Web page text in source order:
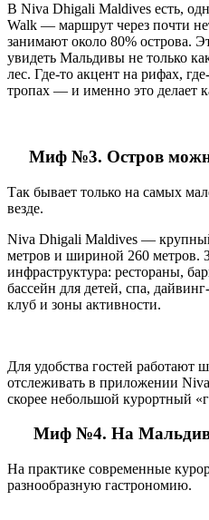
В Niva Dhigali Maldives есть,
Walk — маршрут через почти
занимают около 80% острова.
увидеть Мальдивы не только
лес. Где-то акцент на рифах,
тропах — и именно это делает
Миф №3. Остров
Так бывает только на самых
везде.
Niva Dhigali Maldives —
метров и шириной 260 метров.
инфраструктура: рестораны,
бассейн для детей, спа,
клуб и зоны активности.
Для удобства гостей
отслеживать в приложении
скорее небольшой курортный
Миф №4. На
На практике современные
разнообразную гастрономию.